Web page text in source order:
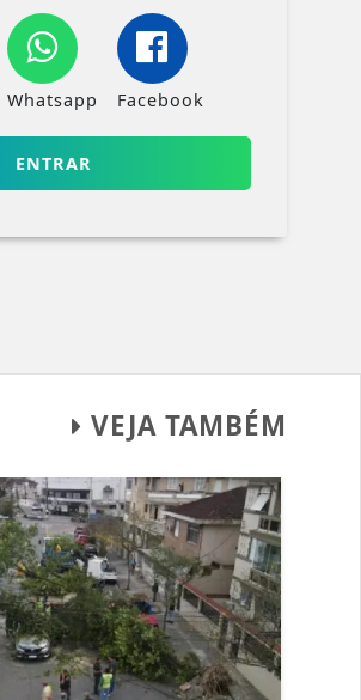
Whatsapp Facebook
ENTRAR
VEJA TAMBÉM